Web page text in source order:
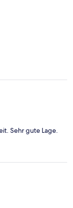
Sehr gute Lage.